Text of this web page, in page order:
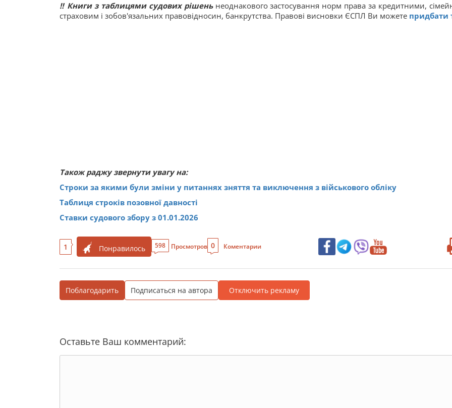
‼ Книги з таблицями судових рішеньнеоднакового застосування норм права за кредитними,
страховим і зобов'язальних правовідносин, банкрутства. Правові висновки ЄСПЛ Ви можете придбати
Також раджу звернути увагу на:
Строки за якими були зміни у питаннях зняття та виключення з військового обліку
Таблиця строків позовної давності
Ставки судового збору з 01.01.2026
1 Понравилось 598 Просмотров 0 Коментарии
Поблагодарить Подписаться на автора Отключить рекламу
Оставьте Ваш комментарий: